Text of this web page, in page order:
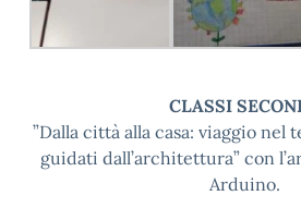
CLASSI
”Dalla città alla casa: viaggio nel
guidati dall’architettura” con
Arduino.